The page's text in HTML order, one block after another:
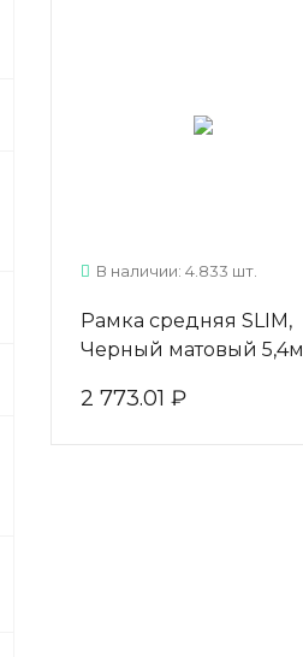
В наличии: 4.833 шт.
Рамка средняя SLIM,
Черный матовый 5,4м
ARISTO
2 773.01 ₽